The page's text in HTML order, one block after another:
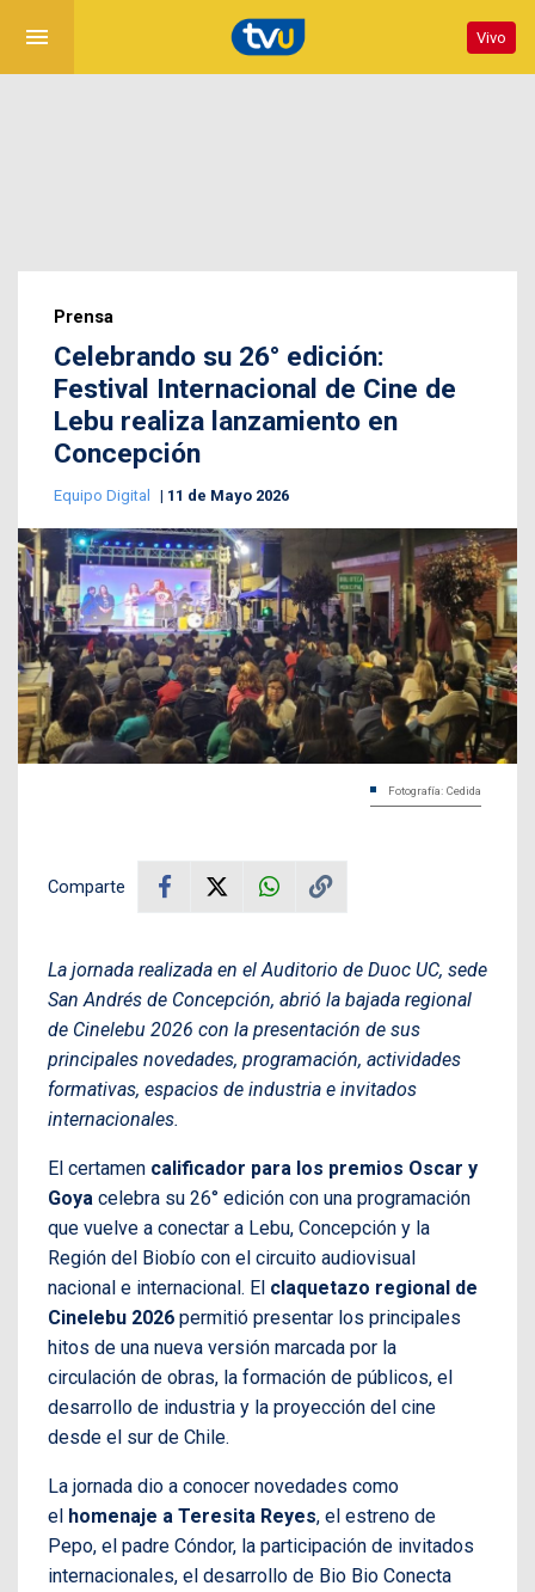
menu Vivo
Prensa
Celebrando su 26° edición:
Festival Internacional de Cine de
Lebu realiza lanzamiento en
Concepción
Equipo Digital 11 de Mayo 2026
Fotografía: Cedida
Comparte
La jornada realizada en el Auditorio de Duoc UC, sede
San Andrés de Concepción, abrió la bajada regional
de Cinelebu 2026 con la presentación de sus
principales novedades, programación, actividades
formativas, espacios de industria e invitados
internacionales.
El certamen calificador para los premios Oscar y
Goya celebra su 26° edición con una programación
que vuelve a conectar a Lebu, Concepción y la
Región del Biobío con el circuito audiovisual
nacional e internacional. El claquetazo regional de
Cinelebu 2026 permitió presentar los principales
hitos de una nueva versión marcada por la
circulación de obras, la formación de públicos, el
desarrollo de industria y la proyección del cine
desde el sur de Chile.
La jornada dio a conocer novedades como
el homenaje a Teresita Reyes, el estreno de
Pepo, el padre Cóndor, la participación de invitados
internacionales, el desarrollo de Bio Bio Conecta